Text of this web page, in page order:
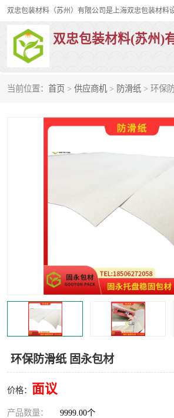
双忠包装材料(苏州)
当前位置： 首页 > 供应商机 > 防滑纸 > 环保
环保防滑纸 固永包材
价格： 面议
产品数量： 9999.00个
裹包网兜 纤维打
充气袋
托盘